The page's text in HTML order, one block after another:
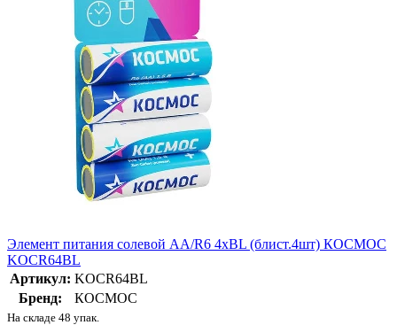
Элемент питания солевой AA/R6 4хBL (блист.4шт) КОСМОС
KOCR64BL
Артикул: KOCR64BL
Бренд:
КОСМОС
На складе 48 упак.